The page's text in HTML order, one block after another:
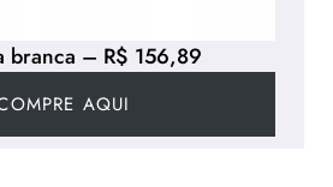
branca – R$ 156,89
AQUI